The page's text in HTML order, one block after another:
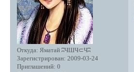
Откуда: Яматай ʭЧШЧ⊂Чʭ
Зарегистрирован: 2009-03-24
Приглашений: 0